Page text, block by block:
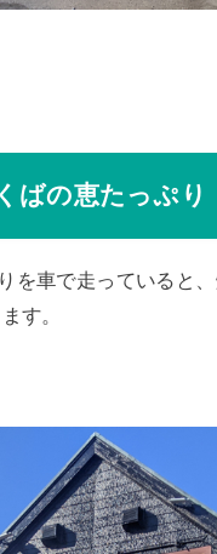
ばの恵たっぷり
を車で走っていると
す。